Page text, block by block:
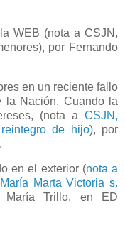
WEB (nota a CSJN,
por Fernando
en un reciente fallo
la Nación. Cuando la
(nota a CSJN,
de hijo), por
en el exterior (nota a
Marta Victoria s.
Trillo, en ED